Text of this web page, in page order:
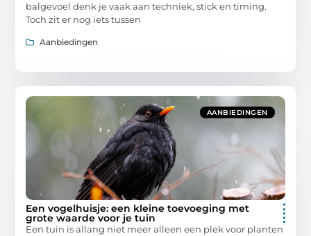
balgevoel denk je vaak aan techniek, stick en timing.
Toch zit er nog iets tussen
Aanbiedingen
AANBIEDINGEN
Een vogelhuisje: een kleine toevoeging met
grote waarde voor je tuin
Een tuin is allang niet meer alleen een plek voor planten